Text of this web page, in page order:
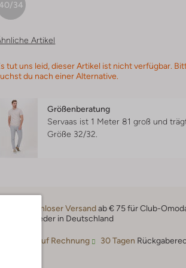
40/34
Artikel
tut uns leid, dieser Artikel ist nicht verfügbar.
du nach einer Alternative.
Größenberatung
Servaas ist 1 Meter 81 groß und
Größe 32/32.
Kostenloser Versandab € 75 für Club-
Mitglieder in Deutschland
Kauf auf Rechnung 30 Tagen